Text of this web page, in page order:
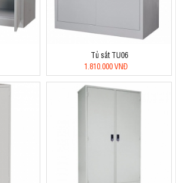
Tủ sắt TU06
1.810.000 VNĐ